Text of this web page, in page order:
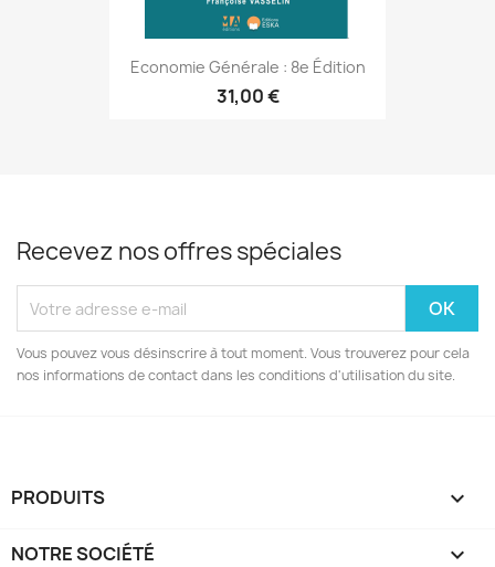
Economie Générale : 8e Édition
31,00 €
Recevez nos offres spéciales
Vous pouvez vous désinscrire à tout moment. Vous trouverez pour cela
nos informations de contact dans les conditions d'utilisation du site.
PRODUITS 
NOTRE SOCIÉTÉ 